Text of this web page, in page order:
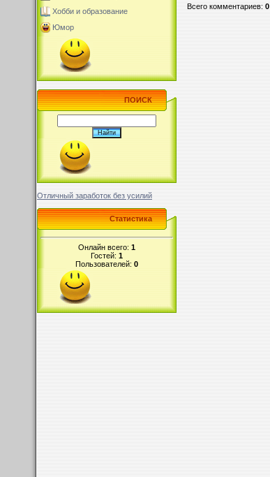
Хобби и образование
Юмор
ПОИСК
Отличный заработок без усилий
Статистика
Онлайн всего: 1
Гостей: 1
Пользователей: 0
Всего комментариев:0